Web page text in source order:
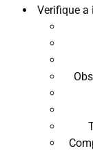
Verifique a